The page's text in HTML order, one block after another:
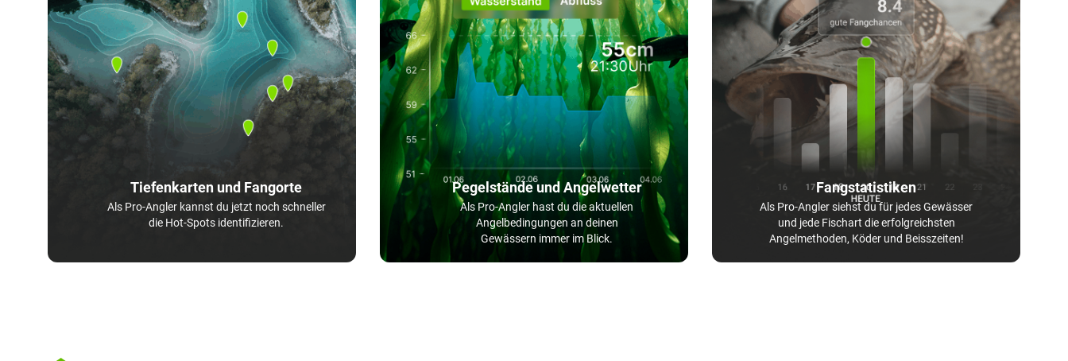
Tiefenkarten und Fangorte
Als Pro-Angler kannst du jetzt noch schneller
die Hot-Spots identifizieren.
Pegelstände und Angelwetter
Als Pro-Angler hast du die aktuellen
Angelbedingungen an deinen
Gewässern immer im Blick.
Fangstatistiken
Als Pro-Angler siehst du für jedes Gewässer
und jede Fischart die erfolgreichsten
Angelmethoden, Köder und Beisszeiten!